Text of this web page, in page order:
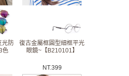
光防
色
復古金屬框圓型細框平光
眼鏡~【B210101】
NT.399